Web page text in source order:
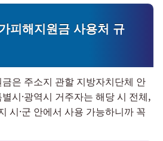
피해지원금 사용처 규
은 주소지 관할 지방자치단체 안
시·광역시 거주자는 해당 시 전체,
시·군 안에서 사용 가능하니까 꼭